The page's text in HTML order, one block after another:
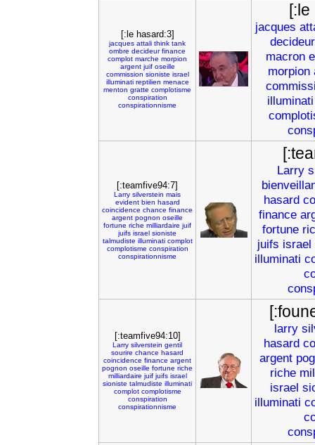
[:le hasard:3]
jacques attali think tank
ombre decideur finance
complot marche morpion
argent juif oseille
commission sioniste israel
illuminati reptilien menace
menton gratte complotisme
conspiration
conspirationnisme
[:le
jacques
decideur
macron
morpion
illuminati
[:teamfive94:7]
Larry silverstein mais
evident bien hasard
coincidence chance finance
argent pognon oseille
fortune riche milliardaire juif
juifs israel sioniste
talmudiste illuminati complot
complotisme conspiration
conspirationnisme
Larry
hasard
finance
fortune
juifs israel
illuminati
[:teamfive94:10]
Larry silverstein gentil
sourire chance hasard
coincidence finance argent
pognon oseille fortune riche
milliardaire juif juifs israel
sioniste talmudiste illuminati
complot complotisme
conspiration
conspirationnisme
larry
hasard
argent
riche
israel
illuminati